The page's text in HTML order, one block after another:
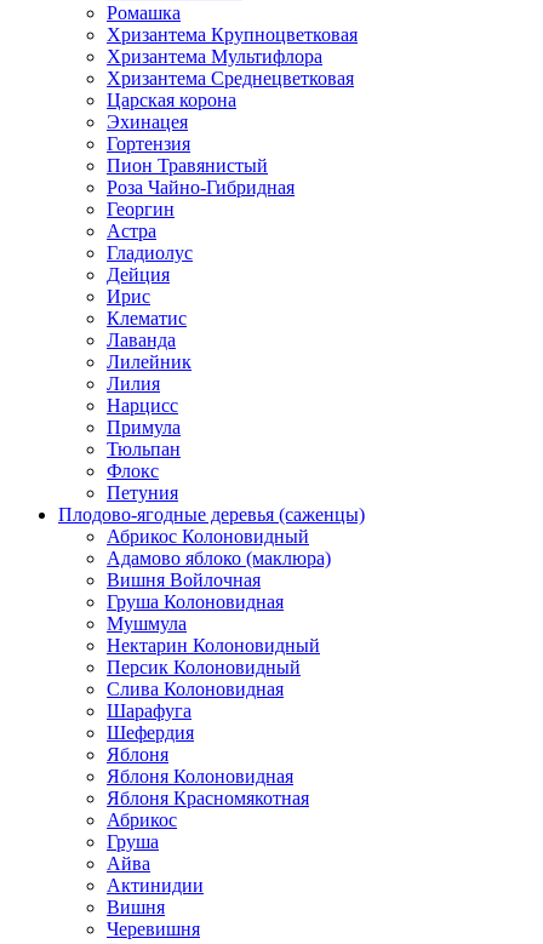
Ромашка
Хризантема Крупноцветковая
Хризантема Мультифлора
Хризантема Среднецветковая
Царская корона
Эхинацея
Гортензия
Пион Травянистый
Роза Чайно-Гибридная
Георгин
Астра
Гладиолус
Дейция
Ирис
Клематис
Лаванда
Лилейник
Лилия
Нарцисс
Примула
Тюльпан
Флокс
Петуния
Плодово-ягодные деревья (саженцы)
Абрикос Колоновидный
Адамово яблоко (маклюра)
Вишня Войлочная
Груша Колоновидная
Мушмула
Нектарин Колоновидный
Персик Колоновидный
Слива Колоновидная
Шарафуга
Шефердия
Яблоня
Яблоня Колоновидная
Яблоня Красномякотная
Абрикос
Груша
Айва
Актинидии
Вишня
Черевишня